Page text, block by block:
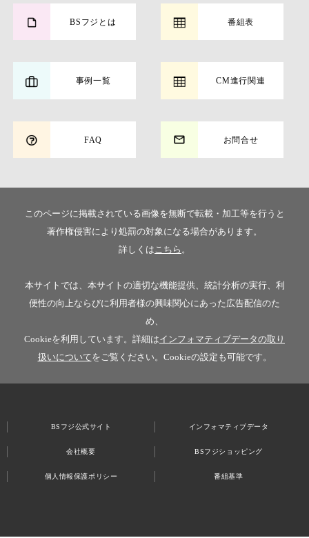
BSフジとは 番組表
事例一覧 CM進行関連
FAQ お問合せ
このページに掲載されている画像を無断で転載・加工等を行うと
著作権侵害により処罰の対象になる場合があります。
詳しくは こちら 。
本サイトでは、本サイトの適切な機能提供、統計分析の実行、利
便性の向上ならびに利用者様の興味関心にあった広告配信のた
め、
Cookieを利用しています。詳細はインフォマティブデータの取り
扱いについてをご覧ください。Cookieの設定も可能です。
BSフジ公式サイト
会社概要
個人情報保護ポリシー
インフォマティブデータ
BSフジショッピング
番組基準